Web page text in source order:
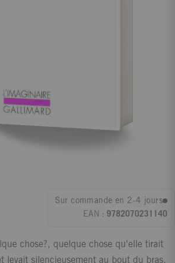
Sur commande en 2-4 jours
EAN : 9782070231140
chose?, quelque chose qu'elle tirait
levait silencieusement au bout du bras.